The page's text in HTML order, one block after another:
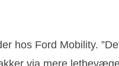
hos Ford Mobility.
via mere